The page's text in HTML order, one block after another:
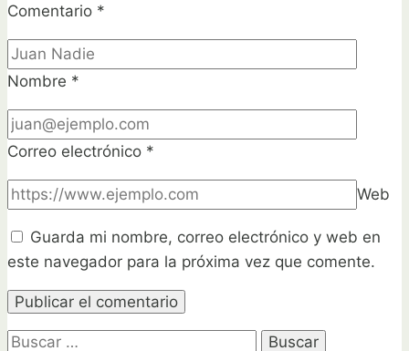
Comentario *
Nombre *
Correo electrónico *
Web
Guarda mi nombre, correo electrónico y web en
este navegador para la próxima vez que comente.
Buscar: